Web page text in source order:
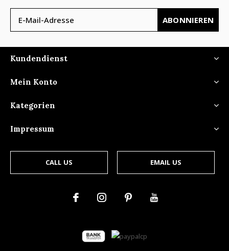
ABONNIEREN
Kundendienst
Mein Konto
Kategorien
Impressum
CALL US EMAIL US